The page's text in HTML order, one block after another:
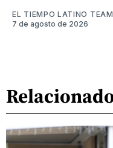
EL TIEMPO LATINO TEAM
7 de agosto de 2026